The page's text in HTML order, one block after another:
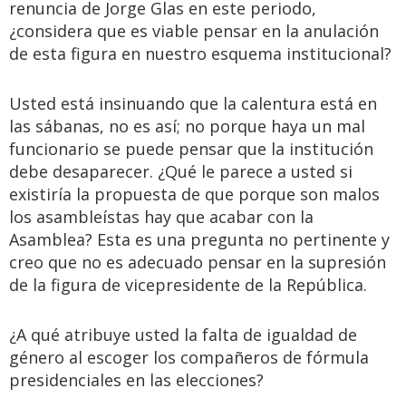
renuncia de Jorge Glas en este periodo,
¿considera que es viable pensar en la anulación
de esta figura en nuestro esquema institucional?
Usted está insinuando que la calentura está en
las sábanas, no es así; no porque haya un mal
funcionario se puede pensar que la institución
debe desaparecer. ¿Qué le parece a usted si
existiría la propuesta de que porque son malos
los asambleístas hay que acabar con la
Asamblea? Esta es una pregunta no pertinente y
creo que no es adecuado pensar en la supresión
de la figura de vicepresidente de la República.
¿A qué atribuye usted la falta de igualdad de
género al escoger los compañeros de fórmula
presidenciales en las elecciones?